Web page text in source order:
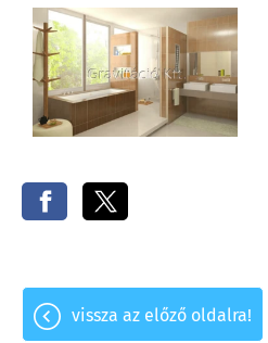
vissza az előző oldalra!